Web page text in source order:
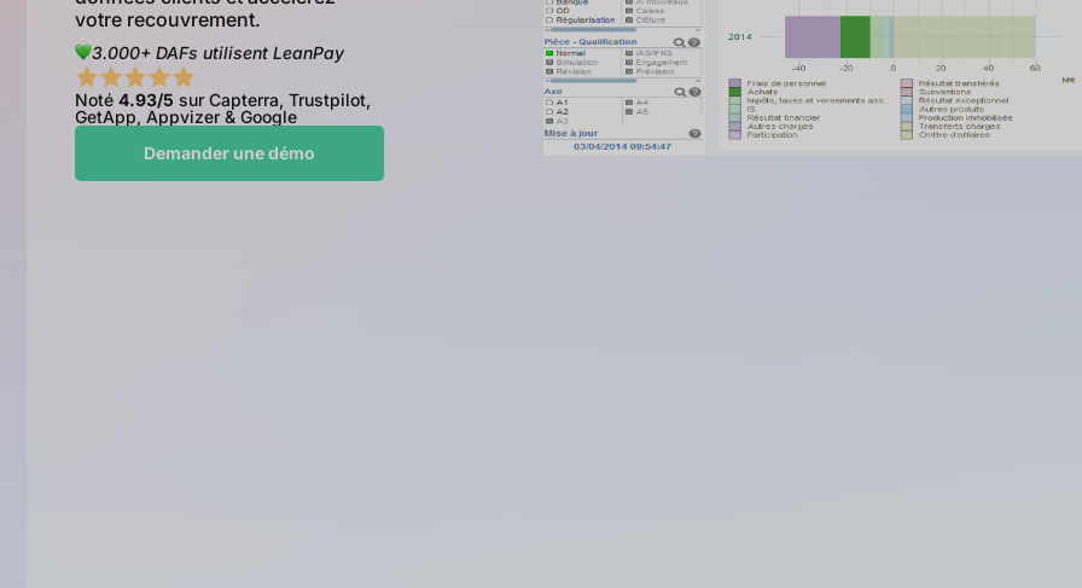
votre recouvrement.
3.000+ DAFs utilisent LeanPay
Noté 4.93/5 sur Capterra, Trustpilot,
GetApp, Appvizer & Google
Demander une démo